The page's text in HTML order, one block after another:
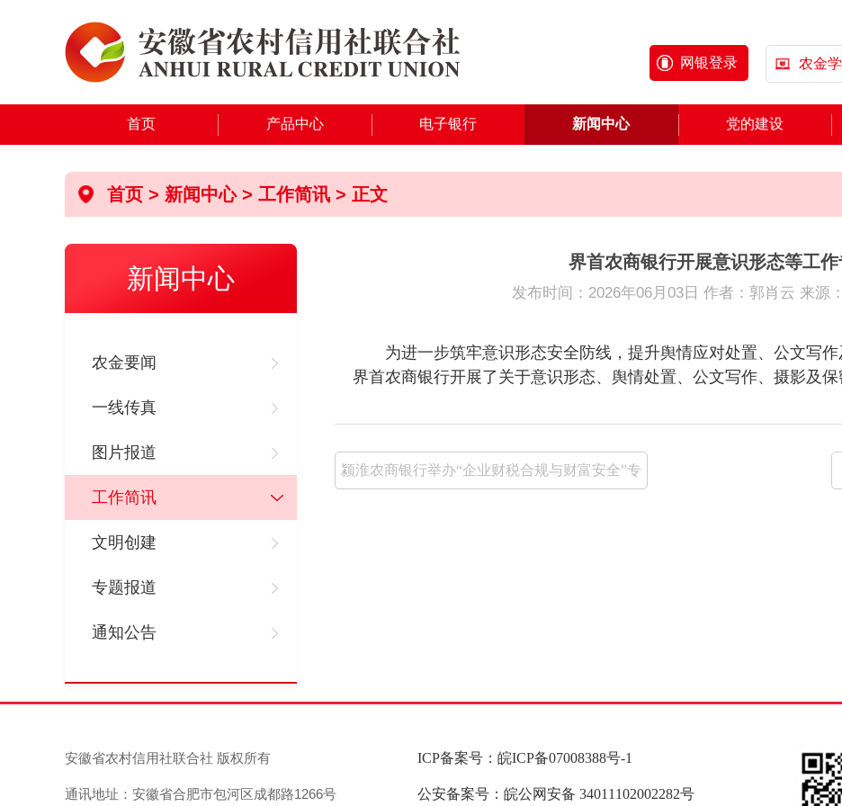
农金
网银登录
首页 产品中心 电子银行 新闻中心 党的建设
新闻中心
农金要闻
一线传真
图片报道
工作简讯
文明创建
专题报道
通知公告
首页> 新闻中心> 工作简讯> 正文
界首农商银行开展意识形态等工作
发布时间：2026年06月03日 作者：郭肖云 来源
为进一步筑牢意识形态安全防线 ， 提升舆情应对处置、公文写
界首农商银行开展了关于意识形态、舆情处置、公文写作、摄影及保
颍淮农商银行举办“企业财税合规与财富安全”专
安徽省农村信用社联合社 版权所有
通讯地址：安徽省合肥市包河区成都路1266号
ICP备案号：皖ICP备07008388号-1
公安备案号：皖公网安备 34011102002282号